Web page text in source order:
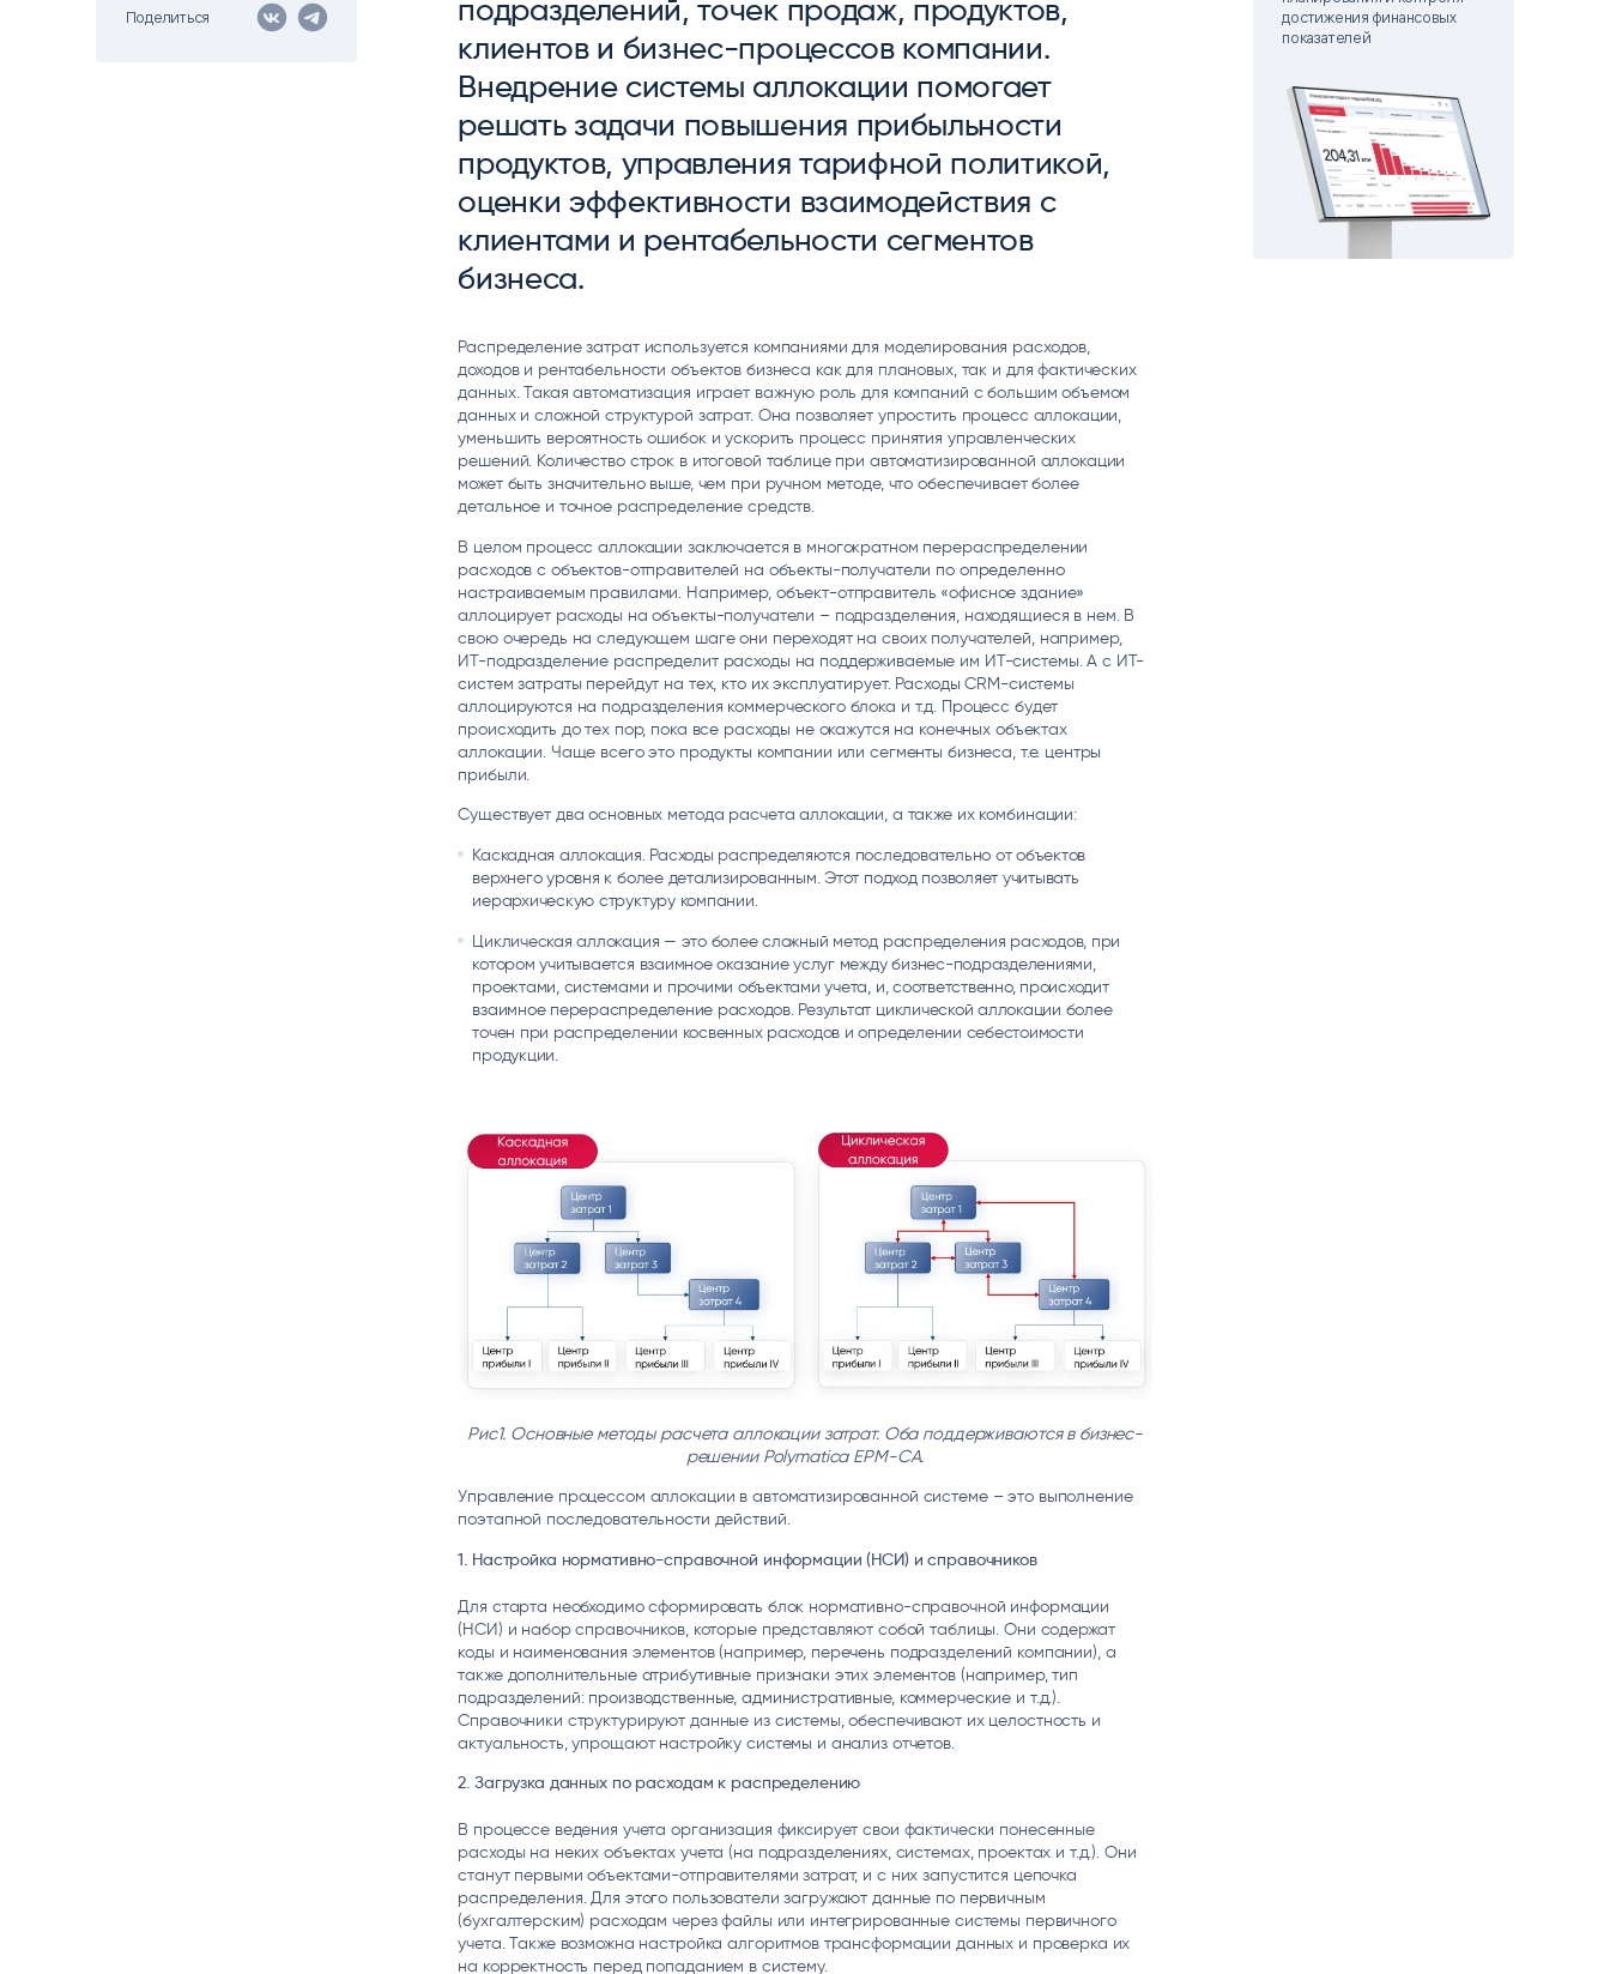
Цитрос Citeck Robovoice
ГОЛОСОВЫЕ И ТЕКСТОВЫЕ БОТЫ
Преферентум
ИНТЕЛЛЕКТУАЛЬНАЯ ОБРАБОТКА
ТЕКСТА
MD Audit
КОНТРОЛЬ ОПЕРАЦИОННОЙ
ДЕЯТЕЛЬНОСТИ
Polymatica
ИНСТРУМЕНТЫ АНАЛИТИКИ
Поделиться
подразделений, точек продаж, продуктов,
клиентов и бизнес-процессов компании.
Внедрение системы аллокации помогает
решать задачи повышения прибыльности
продуктов, управления тарифной политикой,
оценки эффективности взаимодействия с
клиентами и рентабельности сегментов
бизнеса.
Распределение затрат используется компаниями для моделирования расходов,
доходов и рентабельности объектов бизнеса как для плановых, так и для фактических
данных. Такая автоматизация играет важную роль для компаний с большим объемом
данных и сложной структурой затрат. Она позволяет упростить процесс аллокации,
уменьшить вероятность ошибок и ускорить процесс принятия управленческих
решений. Количество строк в итоговой таблице при автоматизированной аллокации
может быть значительно выше, чем при ручном методе, что обеспечивает более
детальное и точное распределение средств.
В целом процесс аллокации заключается в многократном перераспределении
расходов с объектов-отправителей на объекты-получатели по определенно
настраиваемым правилами. Например, объект-отправитель «офисное здание»
аллоцирует расходы на объекты-получатели – подразделения, находящиеся в нем. В
свою очередь на следующем шаге они переходят на своих получателей, например,
ИТ-подразделение распределит расходы на поддерживаемые им ИТ-системы. А с ИТ-
систем затраты перейдут на тех, кто их эксплуатирует. Расходы CRM-системы
аллоцируются на подразделения коммерческого блока и т.д. Процесс будет
происходить до тех пор, пока все расходы не окажутся на конечных объектах
аллокации. Чаще всего это продукты компании или сегменты бизнеса, т.е. центры
прибыли.
Существует два основных метода расчета аллокации, а также их комбинации:
Каскадная аллокация. Расходы распределяются последовательно от объектов
верхнего уровня к более детализированным. Этот подход позволяет учитывать
иерархическую структуру компании.
Циклическая аллокация — это более сложный метод распределения расходов, при
котором учитывается взаимное оказание услуг между бизнес-подразделениями,
проектами, системами и прочими объектами учета, и, соответственно, происходит
взаимное перераспределение расходов. Результат циклической аллокации более
точен при распределении косвенных расходов и определении себестоимости
продукции.
Рис1. Основные методы расчета аллокации затрат. Оба поддерживаются в бизнес-
решении Polymatica EPM-CA.
Управление процессом аллокации в автоматизированной системе – это выполнение
поэтапной последовательности действий.
1. Настройка нормативно-справочной информации (НСИ) и справочников
Для старта необходимо сформировать блок нормативно-справочной информации
(НСИ) и набор справочников, которые представляют собой таблицы. Они содержат
коды и наименования элементов (например, перечень подразделений компании), а
также дополнительные атрибутивные признаки этих элементов (например, тип
подразделений: производственные, административные, коммерческие и т.д.).
Справочники структурируют данные из системы, обеспечивают их целостность и
актуальность, упрощают настройку системы и анализ отчетов.
2. Загрузка данных по расходам к распределению
В процессе ведения учета организация фиксирует свои фактически понесенные
расходы на неких объектах учета (на подразделениях, системах, проектах и т.д.). Они
станут первыми объектами-отправителями затрат, и с них запустится цепочка
распределения. Для этого пользователи загружают данные по первичным
(бухгалтерским) расходам через файлы или интегрированные системы первичного
учета. Также возможна настройка алгоритмов трансформации данных и проверка их
на корректность перед попаданием в систему.
достижения финансовых
показателей